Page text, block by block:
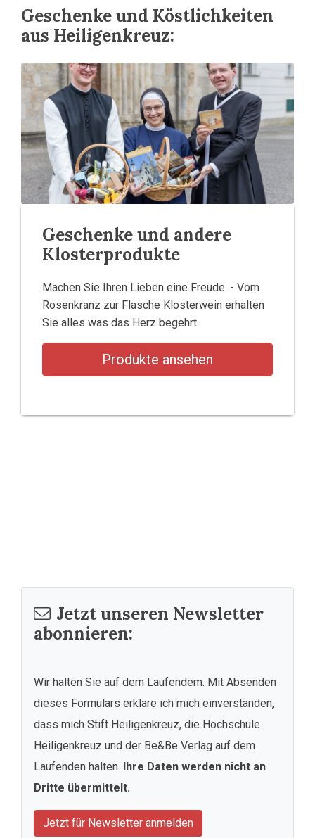
Geschenke und Köstlichkeiten
aus Heiligenkreuz:
Geschenke und andere
Klosterprodukte
Machen Sie Ihren Lieben eine Freude. - Vom
Rosenkranz zur Flasche Klosterwein erhalten
Sie alles was das Herz begehrt.
Produkte ansehen
Jetzt unseren Newsletter
abonnieren:
Wir halten Sie auf dem Laufendem. Mit Absenden
dieses Formulars erkläre ich mich einverstanden,
dass mich Stift Heiligenkreuz, die Hochschule
Heiligenkreuz und der Be&Be Verlag auf dem
Laufenden halten.
Ihre Daten werden nicht an
Dritte übermittelt.
Jetzt für Newsletter anmelden